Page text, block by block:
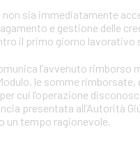
non sia immediatamente
e gestione delle
il primo giorno lavorativo
l’avvenuto rimborso
le somme
cui l’operazione
presentata all’Autorità
un tempo ragionevole.